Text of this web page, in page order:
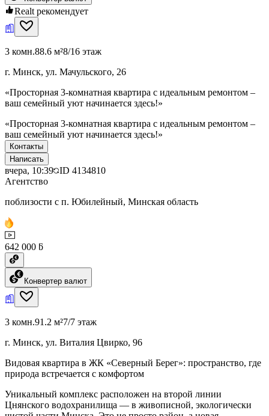
Realt рекомендует
3 комн.88.6 м²8/16 этаж
г. Минск, ул. Мачульского, 26
«Просторная 3-комнатная квартира с идеальным ремонтом –
ваш семейный уют начинается здесь!»
«Просторная 3-комнатная квартира с идеальным ремонтом –
ваш семейный уют начинается здесь!»
Контакты
Написать
вчера, 10:39 ID 4134810
Агентство
поблизости с п. Юбилейный, Минская область
642 000 ƃ
Конвертер валют
3 комн.91.2 м²7/7 этаж
г. Минск, ул. Виталия Цвирко, 96
Видовая квартира в ЖК «Северный Берег»: пространство, где
природа встречается с комфортом
Уникальный комплекс расположен на второй линии
Цнянского водохранилища — в живописной, экологически